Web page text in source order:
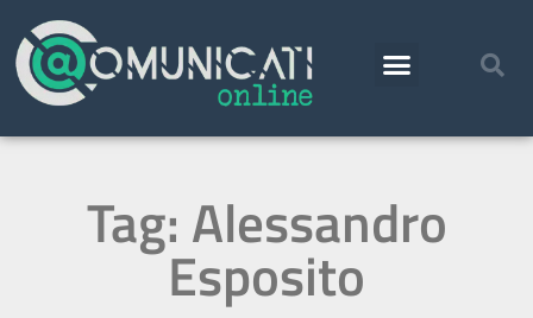
Tag: Alessandro
Esposito